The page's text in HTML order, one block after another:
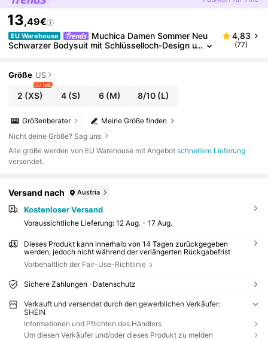
13,49€
EU Warehouse
Muchica Damen Sommer Neu
Schwarzer Bodysuit mit Schlüsselloch-Design u
4,83
(77)
Größe US
2 (XS)
37 left
4(S) 6(M) 8/10 (L)
Meine Größe finden
Größenberater
Nicht deine Größe? Sag uns
Alle größe werden von EU Warehouse mit Angebotschnellere Lieferung
versendet.
Versand nach Austria
Kostenloser Versand
Voraussichtliche Lieferung: 12 Aug. - 17 Aug.
Dieses Produkt kann innerhalb von 14 Tagen zurückgegeben
werden, jedoch nicht während der verlängerten Rückgabefrist
Vorbehaltlich der Fair-Use-Richtlinie
Sichere Zahlungen · Datenschutz
Verkauft und versendet durch den gewerblichen Verkäufer:
SHEIN
Informationen und Pflichten des Händlers
Um diesen Verkäufer und/oder dieses Produkt zu melden